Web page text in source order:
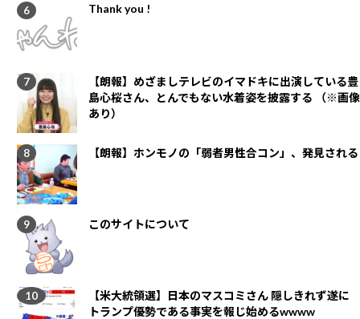
Thank you !
【朗報】めざましテレビのイマドキに出演している豊
島心桜さん、とんでもない水着姿を披露する （※画像
あり）
【朗報】ホンモノの「弱者男性合コン」、発見される
このサイトについて
【米大統領選】日本のマスコミさん 隠しきれず遂に
トランプ優勢である事実を報じ始めるwwww